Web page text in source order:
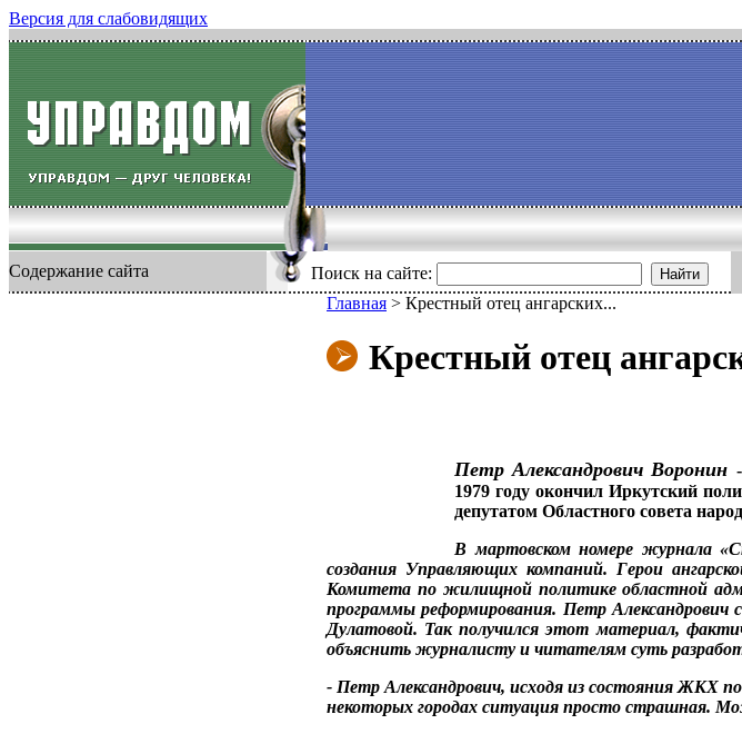
Версия для слабовидящих
Содержание сайта Поиск на сайте: Найти
Главная > Крестный отец ангарских...
Крестный отец
Петр АлександровичВоронин
1979 году окончил Иркут­ский
депутатом Областного совета
Вмартовском номере журнала
создания Управляющих компаний. Герои ангар­
Комитета по жилищной политикеобластной
программы реформи­рования. Петр Александ­рович
Дулатовой. Так получилсяэтот материал,
объяснить журналисту и читателям суть
- Петр Александро­вич, исходя из состоянияЖКХ по
некоторых городах ситуация просто страш­ная.